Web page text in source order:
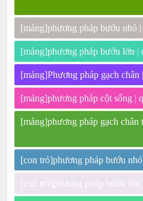
[mảng]phương pháp bướu nhỏ
[mảng]phương pháp bướu lớn |
[mảng]Phương pháp gạch chân
[mảng]phương pháp cột sống |
[mảng]phương pháp gạch chân
[con trỏ]phương pháp bướu
[con trỏ]phương pháp bướu lớn